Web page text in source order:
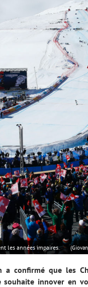
les années impaires.
a confirmé que les
innover en